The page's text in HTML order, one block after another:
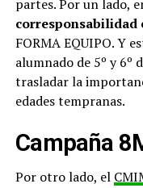
partes. Por un lado,
FORMA EQUIPO. Y
alumnado de 5º y 6º
trasladar la
edades tempranas.
Campaña
Por otro lado, el